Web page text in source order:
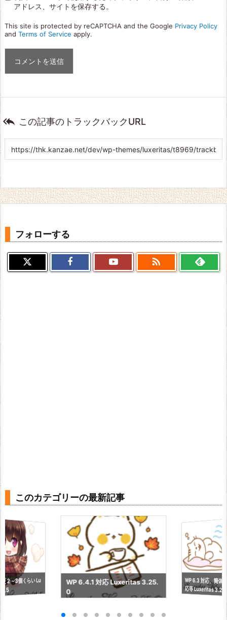
アドレス、サイトを保存する。
This site is protected by reCAPTCHA and the Google Privacy Policy
and Terms of Service apply.
 この記事のトラックバックURL
フォローする

このカテゴリーの最新記事
２～3個くらい Lu
WP 6.4.1 対応 Luxeritas 3.25.
0
WP 6.3 対応、簡体
応等 Luxeritas